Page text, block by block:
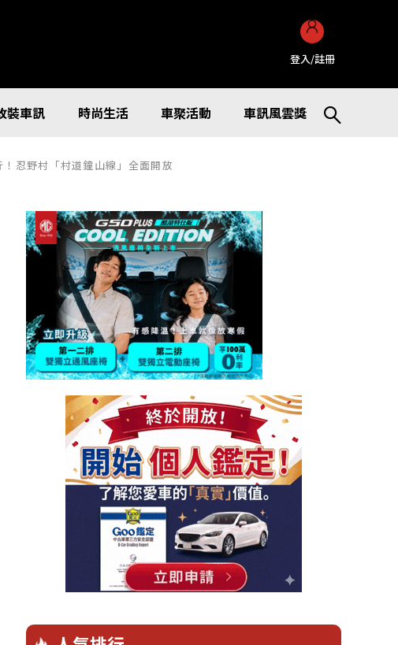
登入/註冊
裝車訊 時尚生活 車聚活動 車訊風雲獎
忍野村「村道鐘山線」全面開放